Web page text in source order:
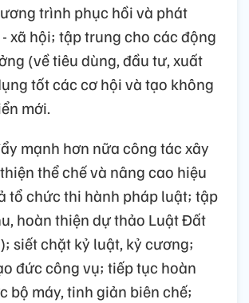
trình phục hồi và phát
xã hội; tập trung cho các động
(về tiêu dùng, đầu tư, xuất
tốt các cơ hội và tạo không
mới.
mạnh hơn nữa công tác xây
thể chế và nâng cao hiệu
tổ chức thi hành pháp luật; tập
hoàn thiện dự thảo Luật Đất
siết chặt kỷ luật, kỷ cương;
đức công vụ; tiếp tục hoàn
bộ máy, tinh giản biên chế;